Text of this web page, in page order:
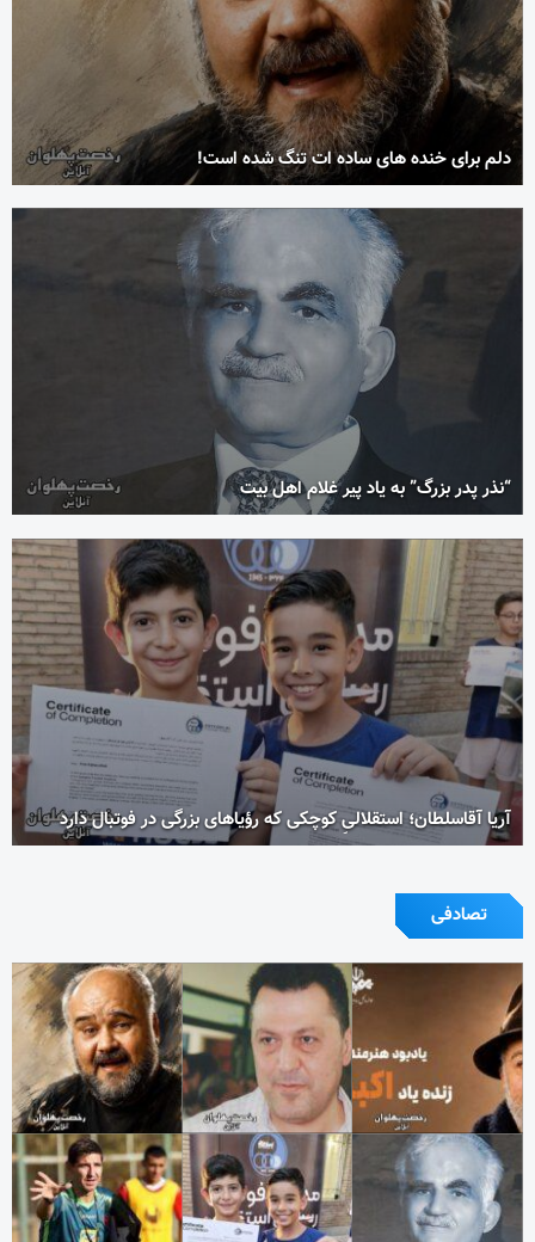
دلم برای خنده های ساده ات تنگ شده است!
“نذر پدر بزرگ” به یاد پیر غلام اهل بیت
آریا آقاسلطان؛ استقلالیِ کوچکی که رؤیاهای بزرگی در فوتبال دارد
تصادفی